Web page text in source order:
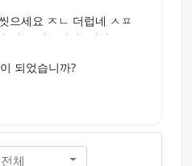
청소하는데 몇 방울이면 충
하로 사용하기 때문에 몇
면 쓰는 것만으로도 안심
으세요 ㅈㄴ 더럽네 ㅅㅍ
필요 없습니다. 정말로요.
오나홀이라면
이 그냥 바디워시 듬뿍 짜
깨끗합니다.
운 오나홀이라면 이런 세
모르지만... 그 외의 경우라
되었습니까?
전체